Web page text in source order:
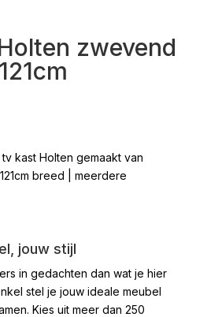
zwevend
kast Holten gemaakt van
breed | meerdere
jouw stijl
in gedachten dan wat je hier
stel je jouw ideale meubel
Kies uit meer dan 250